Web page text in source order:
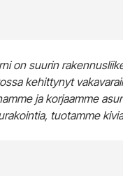
on suurin
kehittynyt
ja korjaamme
tuotamme